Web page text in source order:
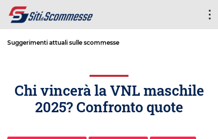
Suggerimenti attuali sulle scommesse
Chi vincerà la VNL maschile
2025? Confronto quote